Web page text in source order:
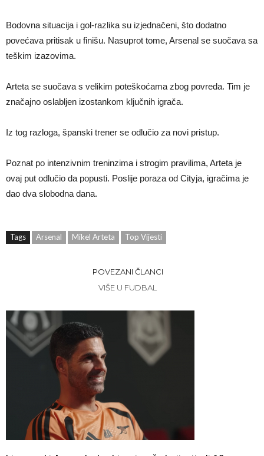
Bodovna situacija i gol-razlika su izjednačeni, što dodatno
povećava pritisak u finišu. Nasuprot tome, Arsenal se suočava sa
teškim izazovima.
Arteta se suočava s velikim poteškoćama zbog povreda. Tim je
značajno oslabljen izostankom ključnih igrača.
Iz tog razloga, španski trener se odlučio za novi pristup.
Poznat po intenzivnim treninzima i strogim pravilima, Arteta je
ovaj put odlučio da popusti. Poslije poraza od Cityja, igračima je
dao dva slobodna dana.
Tags Arsenal Mikel Arteta Top Vijesti
POVEZANI ČLANCI
VIŠE U FUDBAL